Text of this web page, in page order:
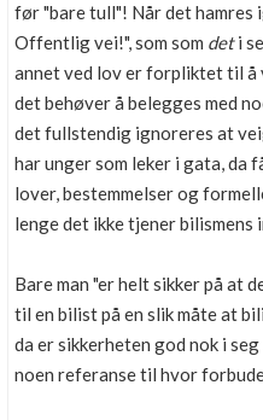
før "bare tull"! Når det
Offentlig vei!", som som deti
annet ved lov er forpliktet til å
det behøver å belegges med
det fullstendig ignoreres at
har unger som leker i gata, da
lover, bestemmelser og
lenge det ikke tjener bilismens
Bare man "er helt sikker på at
til en bilist på en slik måte at
da er sikkerheten god nok i
noen referanse til hvor